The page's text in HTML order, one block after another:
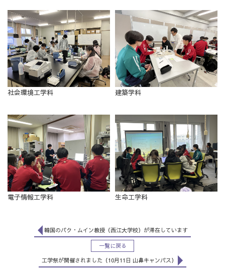
社会環境工学科 建築学科
電子情報工学科 生命工学科
韓国のパク・ムイン教授（西江大学校）が滞在しています
一覧に戻る
工学祭が開催されました（10月11日 山鼻キャンパス）